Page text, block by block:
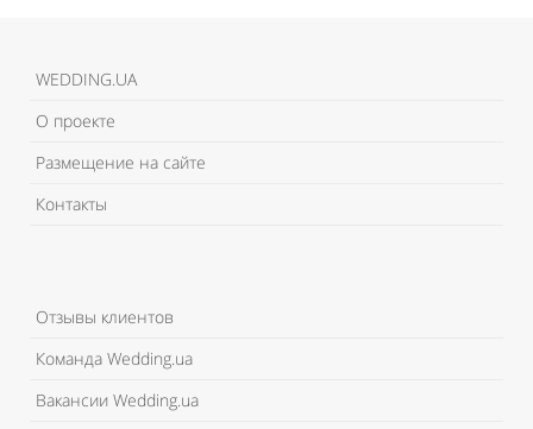
WEDDING.UA
О проекте
Размещение на сайте
Контакты
Отзывы клиентов
Команда Wedding.ua
Вакансии Wedding.ua